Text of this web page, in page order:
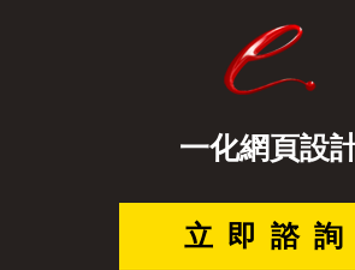
一化網頁設
立即諮詢